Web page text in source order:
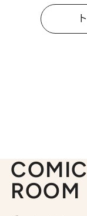
ROOM